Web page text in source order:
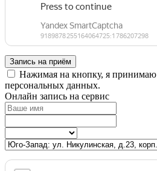
Запись на приём
Нажимая на кнопку, я принимаю
персональных данных.
Онлайн запись на сервис